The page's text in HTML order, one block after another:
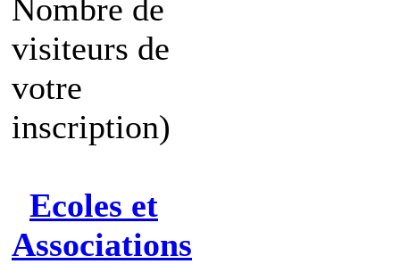
Nombre de
visiteurs de
votre
inscription)
Ecoles et
Associations